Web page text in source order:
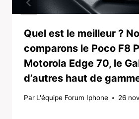
Quel est le meilleur ?
comparons le Poco F8
Motorola Edge 70, le
d’autres haut de
Par L'équipe Forum Iphone 26